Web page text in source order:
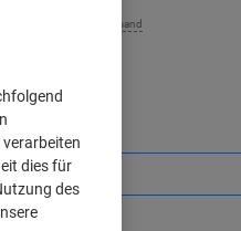
zzgl. Versand
dies für
des